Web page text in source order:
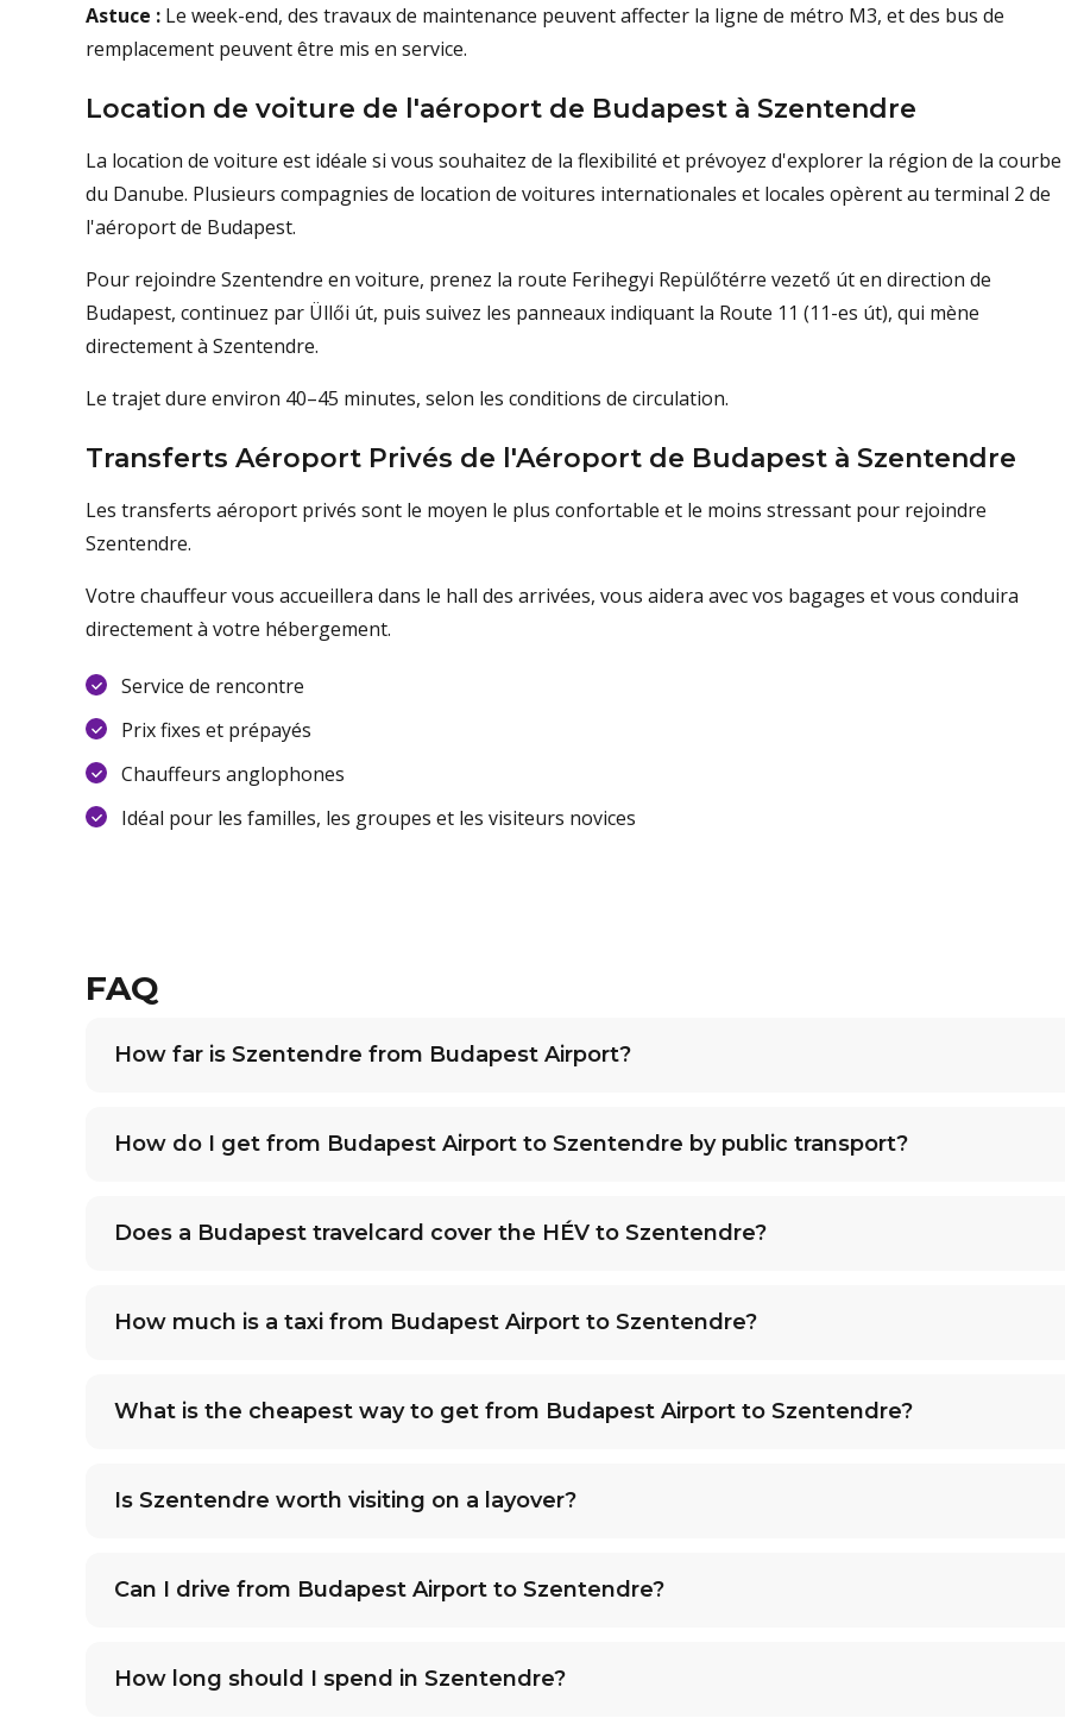
Astuce : Le week-end, des travaux de maintenance peuvent affecter la ligne de métro M3, et des bus de
remplacement peuvent être mis en service.
Location de voiture de l'aéroport de Budapest à Szentendre
La location de voiture est idéale si vous souhaitez de la flexibilité et prévoyez d'explorer la région de la courbe
du Danube. Plusieurs compagnies de location de voitures internationales et locales opèrent au terminal 2 de
l'aéroport de Budapest.
Pour rejoindre Szentendre en voiture, prenez la route Ferihegyi Repülőtérre vezető út en direction de
Budapest, continuez par Üllői út, puis suivez les panneaux indiquant la Route 11 (11-es út), qui mène
directement à Szentendre.
Le trajet dure environ 40–45 minutes, selon les conditions de circulation.
Transferts Aéroport Privés de l'Aéroport de Budapest à Szentendre
Les transferts aéroport privés sont le moyen le plus confortable et le moins stressant pour rejoindre
Szentendre.
Votre chauffeur vous accueillera dans le hall des arrivées, vous aidera avec vos bagages et vous conduira
directement à votre hébergement.
Service de rencontre
Prix fixes et prépayés
Chauffeurs anglophones
Idéal pour les familles, les groupes et les visiteurs novices
FAQ
How far is Szentendre from Budapest Airport?
How do I get from Budapest Airport to Szentendre by public transport?
Does a Budapest travelcard cover the HÉV to Szentendre?
How much is a taxi from Budapest Airport to Szentendre?
What is the cheapest way to get from Budapest Airport to Szentendre?
Is Szentendre worth visiting on a layover?
Can I drive from Budapest Airport to Szentendre?
How long should I spend in Szentendre?